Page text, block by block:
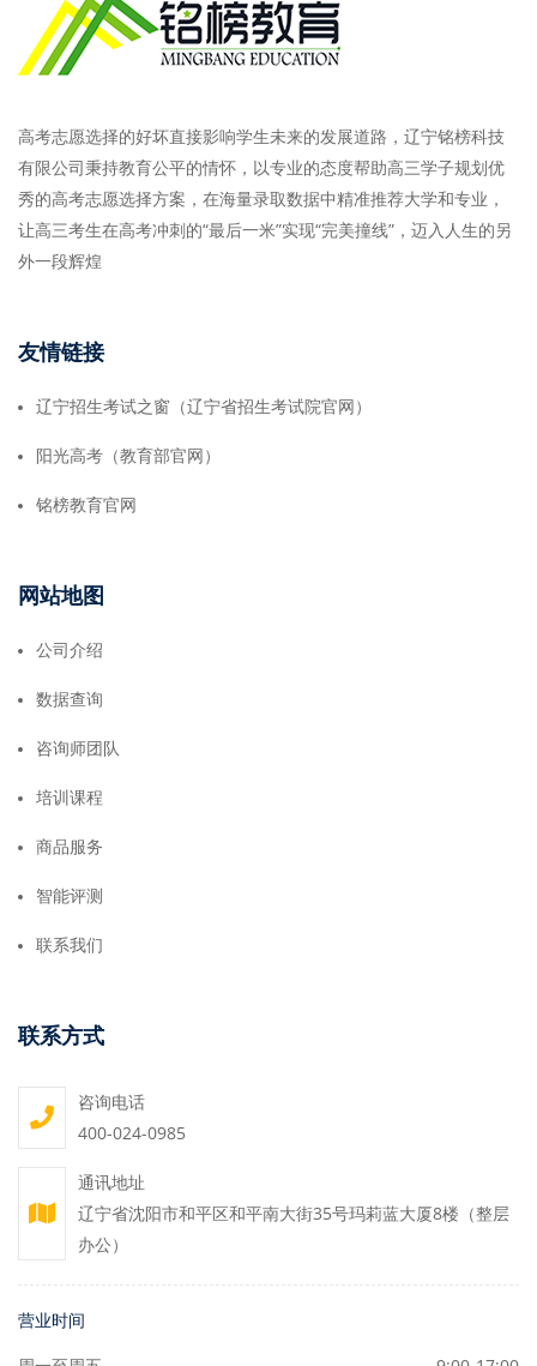
高考志愿选择的好坏直接影响学生未来的发展道路，辽宁铭榜科技
有限公司秉持教育公平的情怀，以专业的态度帮助高三学子规划优
秀的高考志愿选择方案，在海量录取数据中精准推荐大学和专业，
让高三考生在高考冲刺的“最后一米”实现“完美撞线”，迈入人生的另
外一段辉煌
友情链接
辽宁招生考试之窗（辽宁省招生考试院官网）
阳光高考（教育部官网）
铭榜教育官网
网站地图
公司介绍
数据查询
咨询师团队
培训课程
商品服务
智能评测
联系我们
联系方式
咨询电话
400-024-0985
通讯地址
辽宁省沈阳市和平区和平南大街35号玛莉蓝大厦8楼（整层
办公）
营业时间